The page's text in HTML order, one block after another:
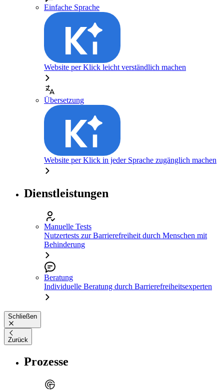
Einfache Sprache
Website per Klick leicht verständlich machen
Übersetzung
Website per Klick in jeder Sprache zugänglich machen
Dienstleistungen
Manuelle Tests
Nutzertests zur Barrierefreiheit durch Menschen mit
Behinderung
Beratung
Individuelle Beratung durch Barrierefreiheitsexperten
Schließen
Zurück
Prozesse